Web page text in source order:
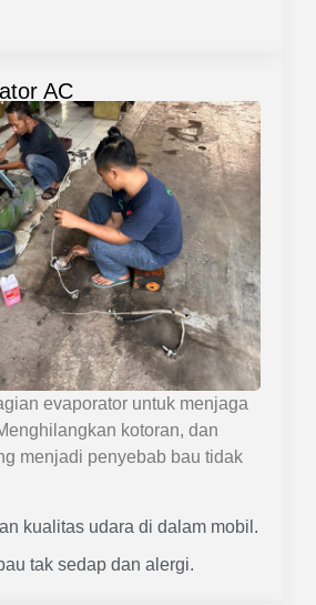
AC
evaporator untuk menjaga
kotoran, dan
menjadi penyebab bau tidak
kualitas udara di dalam mobil.
tak sedap dan alergi.